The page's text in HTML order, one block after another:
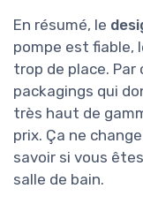
En résumé, le
pompe est fiable,
trop de place. Par
packagings qui
très haut de
prix. Ça ne
savoir si vous
salle de bain.